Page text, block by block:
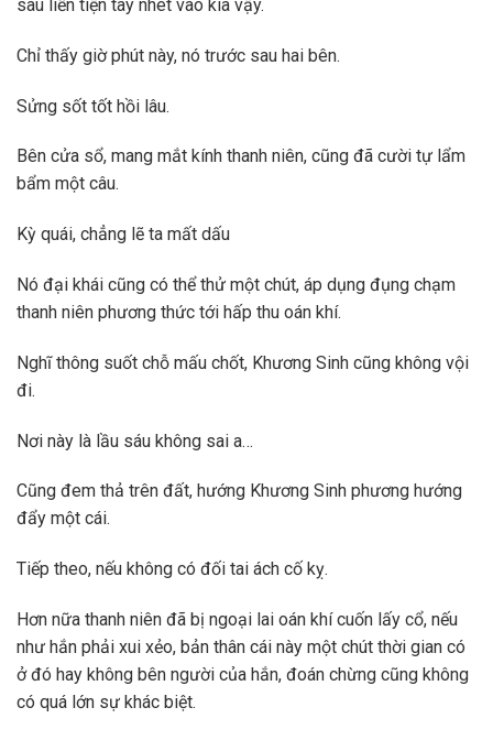
sau liền tiện tay nhét vào kia vậy.
Chỉ thấy giờ phút này, nó trước sau hai bên.
Sửng sốt tốt hồi lâu.
Bên cửa sổ, mang mắt kính thanh niên, cũng đã cười tự lẩm
bẩm một câu.
Kỳ quái, chẳng lẽ ta mất dấu
Nó đại khái cũng có thể thử một chút, áp dụng đụng chạm
thanh niên phương thức tới hấp thu oán khí.
Nghĩ thông suốt chỗ mấu chốt, Khương Sinh cũng không vội
đi.
Nơi này là lầu sáu không sai a…
Cũng đem thả trên đất, hướng Khương Sinh phương hướng
đẩy một cái.
Tiếp theo, nếu không có đối tai ách cố kỵ.
Hơn nữa thanh niên đã bị ngoại lai oán khí cuốn lấy cổ, nếu
như hắn phải xui xẻo, bản thân cái này một chút thời gian có
ở đó hay không bên người của hắn, đoán chừng cũng không
có quá lớn sự khác biệt.